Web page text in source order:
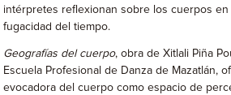
intérpretes reflexionan sobre los cuerpos en
fugacidad del tiempo.
Geografías del cuerpo, obra de Xitlali Piña
Escuela Profesional de Danza de Mazatlán,
evocadora del cuerpo como espacio de